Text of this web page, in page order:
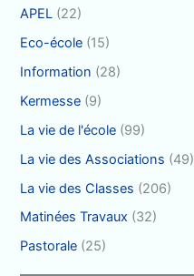
APEL (22)
Eco-école (15)
Information (28)
Kermesse (9)
La vie de l'école (99)
La vie des Associations (49)
La vie des Classes (206)
Matinées Travaux (32)
Pastorale (25)